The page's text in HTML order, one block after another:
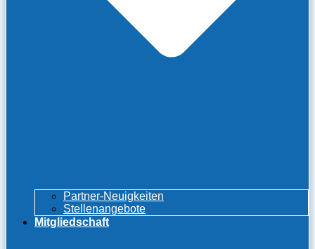
Partner-Neuigkeiten
Stellenangebote
Mitgliedschaft